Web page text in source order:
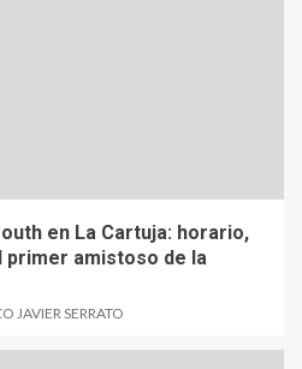
en La Cartuja: horario,
primer amistoso de la
JAVIER SERRATO